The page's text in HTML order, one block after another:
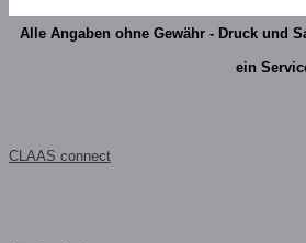
Alle Angaben ohne Gewähr - Druck und
ein
CLAAS connect